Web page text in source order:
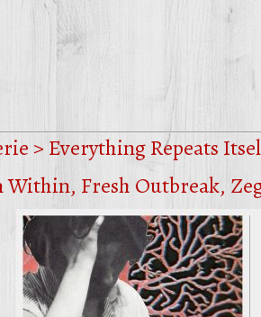
> Everything Repeats
Fresh Outbreak,